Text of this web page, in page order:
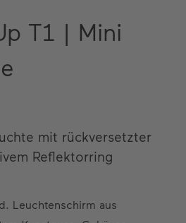
T1 | Mini
mit rückversetzter
Reflektorring
Leuchtenschirm aus